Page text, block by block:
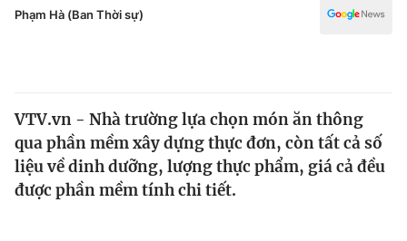
Xã hội
Thế giới
Văn hóa - Giải trí
Giáo dục
Phạm Hà (Ban Thời sự)
VTV.vn - Nhà trường lựa chọn món ăn thông
qua phần mềm xây dựng thực đơn, còn tất cả số
liệu về dinh dưỡng, lượng thực phẩm, giá cả đều
được phần mềm tính chi tiết.